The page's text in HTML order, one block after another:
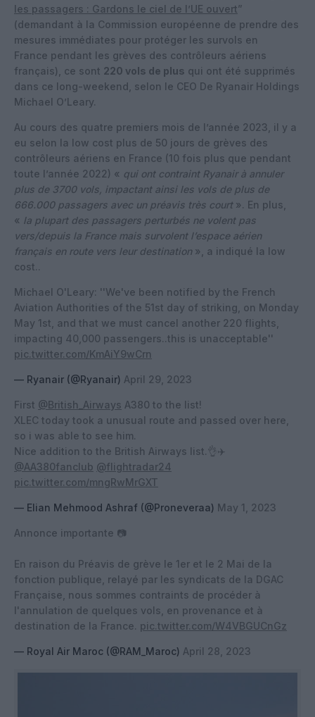
les passagers : Gardons le ciel de l’UE ouvert”
(demandant à la Commission européenne de prendre des
mesures immédiates pour protéger les survols en
France pendant les grèves des contrôleurs aériens
français), ce sont 220 vols de plus qui ont été supprimés
dans ce long-weekend, selon le CEO De Ryanair Holdings
Michael O’Leary.
Au cours des quatre premiers mois de l’année 2023, il y a
eu selon la low cost plus de 50 jours de grèves des
contrôleurs aériens en France (10 fois plus que pendant
toute l’année 2022) « qui ont contraint Ryanair à annuler
plus de 3700 vols, impactant ainsi les vols de plus de
666.000 passagers avec un préavis très court ». En plus,
« la plupart des passagers perturbés ne volent pas
vers/depuis la France mais survolent l’espace aérien
français en route vers leur destination », a indiqué la low
cost..
Michael O'Leary: ''We've been notified by the French
Aviation Authorities of the 51st day of striking, on Monday
May 1st, and that we must cancel another 220 flights,
impacting 40,000 passengers..this is unacceptable''
pic.twitter.com/KmAiY9wCrn
— Ryanair (@Ryanair) April 29, 2023
First @British_Airways A380 to the list!
XLEC today took a unusual route and passed over here,
so i was able to see him.
Nice addition to the British Airways list.👌✈️
@AA380fanclub @flightradar24
pic.twitter.com/mngRwMrGXT
— Elian Mehmood Ashraf (@Proneveraa) May 1, 2023
Annonce importante 📷
En raison du Préavis de grève le 1er et le 2 Mai de la
fonction publique, relayé par les syndicats de la DGAC
Française, nous sommes contraints de procéder à
l'annulation de quelques vols, en provenance et à
destination de la France. pic.twitter.com/W4VBGUCnGz
— Royal Air Maroc (@RAM_Maroc) April 28, 2023